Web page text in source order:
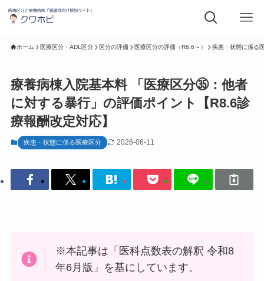
ホーム 医療区分・ADL区分 区分の評価 医療区分の評価（R6.6～） 疾患・状態に係る
療養病棟入院基本料 「医療区分㉟：他者
に対する暴行」の評価ポイント【R8.6診
療報酬改定対応】
疾患・状態に係る医療区分 2026-06-11
※本記事は「医科点数表の解釈 令和8
年6月版」を基にしています。